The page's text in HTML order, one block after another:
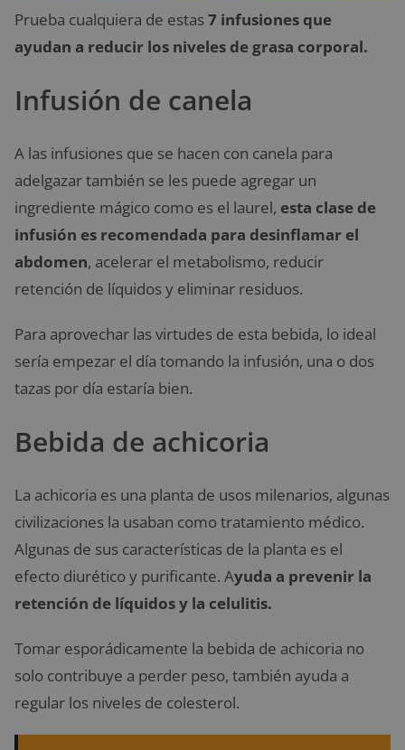
Prueba cualquiera de estas7 infusiones que
ayudan a reducir los niveles de grasa corporal.
Infusión de canela
A las infusiones que se hacen con canela para
adelgazar también se les puede agregar un
ingrediente mágico como es el laurel, esta clase de
infusión es recomendada para desinflamar el
abdomen, acelerar el metabolismo, reducir
retención de líquidos y eliminar residuos.
Para aprovechar las virtudes de esta bebida, lo ideal
sería empezar el día tomando la infusión, una o dos
tazas por día estaría bien.
Bebida de achicoria
La achicoria es una planta de usos milenarios, algunas
civilizaciones la usaban como tratamiento médico.
Algunas de sus características de la planta es el
efecto diurético y purificante. Ayuda a prevenir la
retención de líquidos y la celulitis.
Tomar esporádicamente la bebida de achicoria no
solo contribuye a perder peso, también ayuda a
regular los niveles de colesterol.